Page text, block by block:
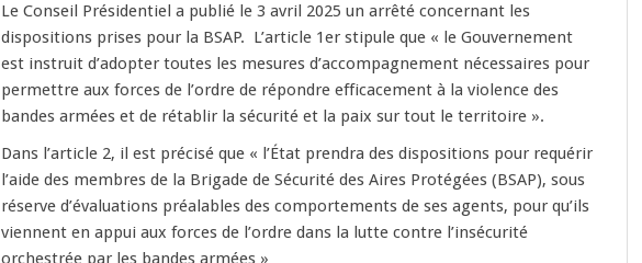
Le Conseil Présidentiel a publié le 3 avril 2025 un arrêté concernant les
dispositions prises pour la BSAP. L’article 1er stipule que « le Gouvernement
est instruit d’adopter toutes les mesures d’accompagnement nécessaires pour
permettre aux forces de l’ordre de répondre efficacement à la violence des
bandes armées et de rétablir la sécurité et la paix sur tout le territoire ».
Dans l’article 2, il est précisé que « l’État prendra des dispositions pour requérir
l’aide des membres de la Brigade de Sécurité des Aires Protégées (BSAP), sous
réserve d’évaluations préalables des comportements de ses agents, pour qu’ils
viennent en appui aux forces de l’ordre dans la lutte contre l’insécurité